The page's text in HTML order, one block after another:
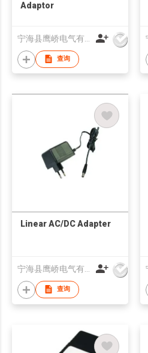
Adaptor
查询
Linear AC/DC Adapter
查询